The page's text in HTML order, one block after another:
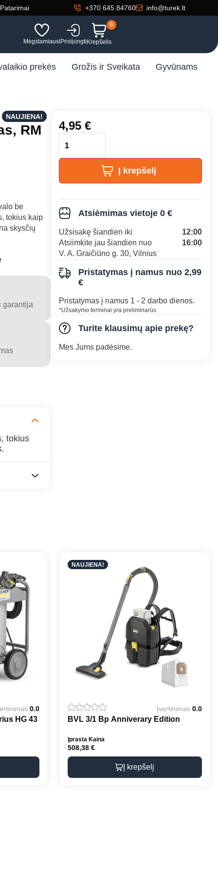
Patarimai +370 645 84760 info@turek.lt
MėgstamiausiPrisijungti
0
Krepšelis
prekės Grožis ir Sveikata Gyvūnams
NAUJIENA!
RM
be
tokius kaip
skysčių
garantija
4,95 €
Į krepšelį
Atsiėmimas vietoje 0 €
Užsisakę šiandien iki
12:00
Atsiimkite jau šiandien nuo
16:00
V. A. Graičiūno g. 30, Vilnius
Pristatymas į namus nuo 2,99
€
Pristatymas į namus 1 - 2 darbo dienos.
*Užsakymo terminai yra preliminarūs
Turite klausimų apie prekę?
Mes Jums padėsime.
tokius
0.0
HG 43
NAUJIENA!
Įvertinimas 0.0
BVL 3/1 Bp Anniverary Edition
Įprasta Kaina
508,38 €
Į krepšelį